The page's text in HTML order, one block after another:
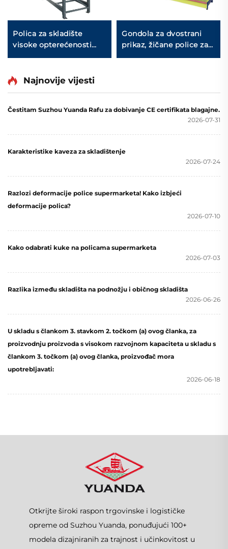
Polica za skladište
visoke opterećenosti
(YD-S026)
Gondola za dvostrani
prikaz, žičane police za
skladištenje za
Najnovije vijesti
Čestitam Suzhou Yuanda Rafu za dobivanje CE certifikata blagajne.
2026-07-31
Karakteristike kaveza za skladištenje
2026-07-24
Razlozi deformacije police supermarketa! Kako izbjeći
deformacije polica?
2026-07-10
Kako odabrati kuke na policama supermarketa
2026-07-03
Razlika između skladišta na podnožju i običnog skladišta
2026-06-26
U skladu s člankom 3. stavkom 2. točkom (a) ovog članka, za
proizvodnju proizvoda s visokom razvojnom kapaciteta u skladu s
člankom 3. točkom (a) ovog članka, proizvođač mora
upotrebljavati:
2026-06-18
Otkrijte široki raspon trgovinske i logističke
opreme od Suzhou Yuanda, ponuđujući 100+
modela dizajniranih za trajnost i učinkovitost u